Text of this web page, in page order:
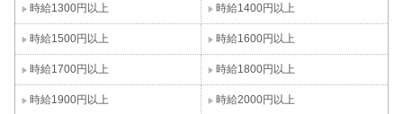
時給1300円以上 時給1400円以上
時給1500円以上 時給1600円以上
時給1700円以上 時給1800円以上
時給1900円以上 時給2000円以上